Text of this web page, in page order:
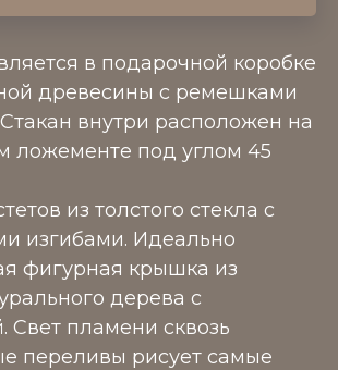
в подарочной коробке
древесины с ремешками
внутри расположен на
ложементе под углом 45
из толстого стекла с
изгибами. Идеально
фигурная крышка из
дерева с
Свет пламени сквозь
переливы рисует самые